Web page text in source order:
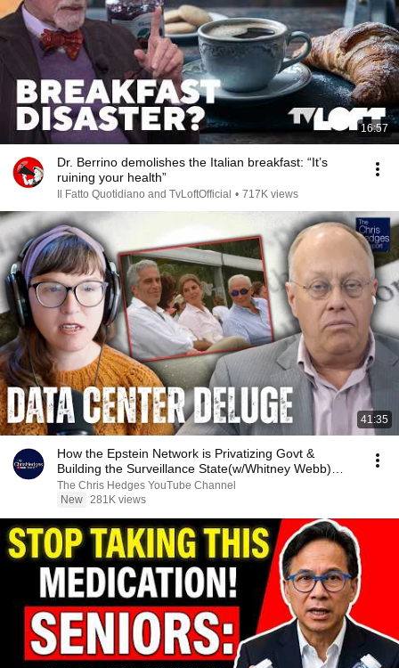
16:57
Dr. Berrino demolishes the Italian breakfast: “It’s
ruining your health”
Il Fatto Quotidiano and TvLoftOfficial • 717K views
41:35
How the Epstein Network is Privatizing Govt &
Building the Surveillance State(w/Whitney Webb)
|TCHR
The Chris Hedges YouTube Channel
New 281K views